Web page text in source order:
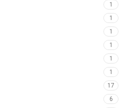
1
1
1
1
1
1
17
6